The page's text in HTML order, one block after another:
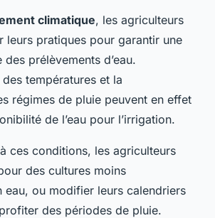
climatique, les agriculteurs
leurs pratiques pour garantir une
prélèvements d’eau.
des températures et la
régimes de pluie peuvent en effet
de l’eau pour l’irrigation.
ces conditions, les agriculteurs
des cultures moins
eau, ou modifier leurs calendriers
des périodes de pluie.